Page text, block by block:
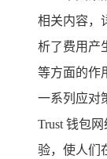
相关内容，
析了费用产
等方面的作
一系列应对
Trust 钱包
验，使人们